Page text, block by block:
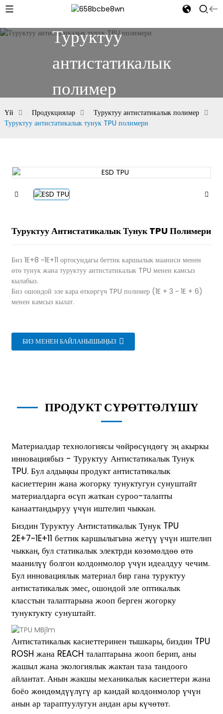
Туруктуу
антистатикалык
полимер
Үй Продукциялар
Туруктуу антистатикалык полимер
Туруктуу антистатикалык тунук TPU полимери
Туруктуу Антистатикалык Тунук TPU Полимери
Биз 1E+8 ~1E+11 ортосундагы беттик каршылык мааниси менен
өтө тунук жана туруктуу антистатикалык TPU менен камсыз
кылабыз.
Биз ошондой эле кара өткөргүч TPU полимер (1E + 3 ~ 1E + 6)
менен камсыз кылат.
БИЗ МЕНЕН БАЙЛАНЫШЫҢЫЗ
ПРОДУКТ СҮРӨТТӨЛҮШҮ
Материалдар технологиясы чөйрөсүндөгү эң акыркы
инновациябыз - Туруктуу Антистатикалык Тунук
TPU. Бул алдыңкы продукт антистатикалык
касиеттерин жана жогорку тунуктугун сунуштайт
материалдарга өсүп жаткан суроо-талапты
канааттандыруу үчүн иштелип чыккан.
Биздин Туруктуу Антистатикалык Тунук TPU
2E+7~1E+11 беттик каршылыгына жетүү үчүн иштелип
чыккан, бул статикалык электрди көзөмөлдөө өтө
маанилүү болгон колдонмолор үчүн идеалдуу чечим.
Бул инновациялык материал бир гана туруктуу
антистатикалык эмес, ошондой эле оптикалык
класстын талаптарына жооп берген жогорку
тунуктукту сунуштайт.
Антистатикалык касиеттеринен тышкары, биздин TPU
ROSH жана REACH талаптарына жооп берип, аны
жашыл жана экологиялык жактан таза тандоого
айлантат. Анын жакшы механикалык касиеттери жана
боёо жөндөмдүүлүгү ар кандай колдонмолор үчүн
анын ар тараптуулугун андан ары күчөтөт.